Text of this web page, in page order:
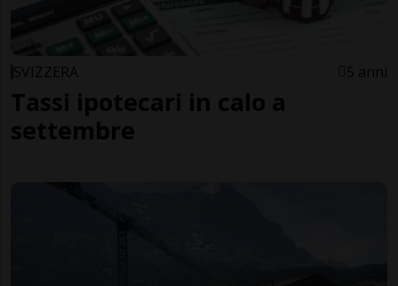
SVIZZERA 5 anni
Tassi ipotecari in calo a
settembre